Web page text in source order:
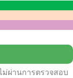
ผ่านการตรวจสอบ